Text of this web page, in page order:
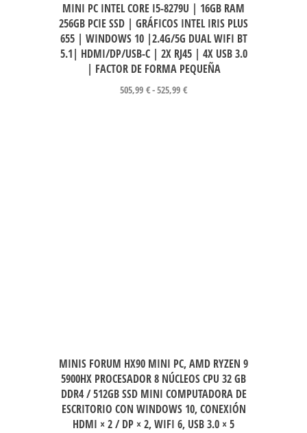
MINI PC INTEL CORE I5-8279U | 16GB RAM
256GB PCIE SSD | GRÁFICOS INTEL IRIS PLUS
655 | WINDOWS 10 |2.4G/5G DUAL WIFI BT
5.1| HDMI/DP/USB-C | 2X RJ45 | 4X USB 3.0
| FACTOR DE FORMA PEQUEÑA
505,99 €-525,99 €
MINIS FORUM HX90 MINI PC, AMD RYZEN 9
5900HX PROCESADOR 8 NÚCLEOS CPU 32 GB
DDR4 / 512GB SSD MINI COMPUTADORA DE
ESCRITORIO CON WINDOWS 10, CONEXIÓN
HDMI × 2 / DP × 2, WIFI 6, USB 3.0 × 5